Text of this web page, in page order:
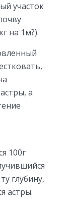
участок
на 1м?).
а
100г
глубину,
астры.